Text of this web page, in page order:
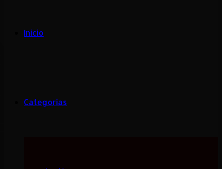
Inicio
Categorias